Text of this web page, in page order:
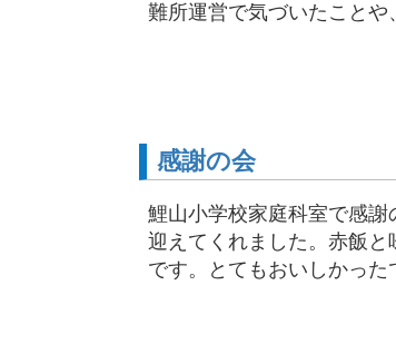
難所運営で気づいたこと
感謝の会
鯉山小学校家庭科室で感
迎えてくれました。赤飯
です。とてもおいしかっ